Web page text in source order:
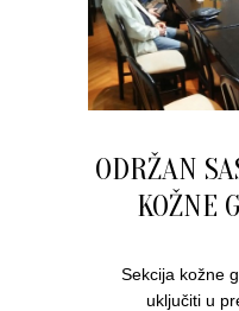
ODRŽAN
KOŽNE
Sekcija kožne
uključiti u